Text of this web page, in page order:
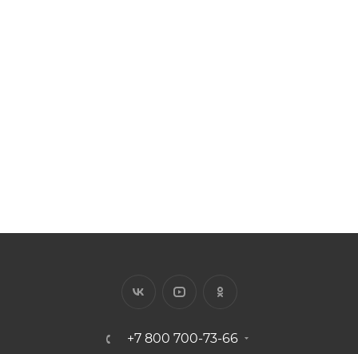
+7 800 700-73-66